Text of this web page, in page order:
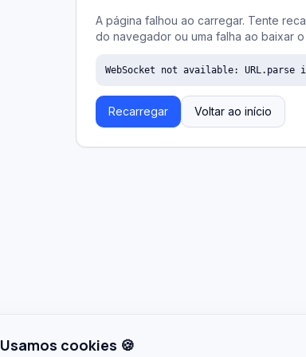
A página falhou ao carregar. Tente
do navegador ou uma falha ao baixar
WebSocket not available:
Recarregar Voltar ao início
Usamos cookies 🍪